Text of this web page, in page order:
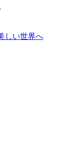
しい世界へ